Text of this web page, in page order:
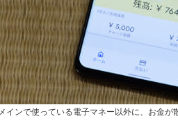
メインで使っている電子マネー以外に、お金が